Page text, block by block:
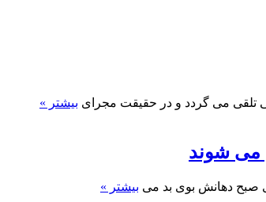
تلقی می گردد و در حقیقت مجرای بیشتر »
می شوند
صبح دهانش بوی بد می بیشتر »